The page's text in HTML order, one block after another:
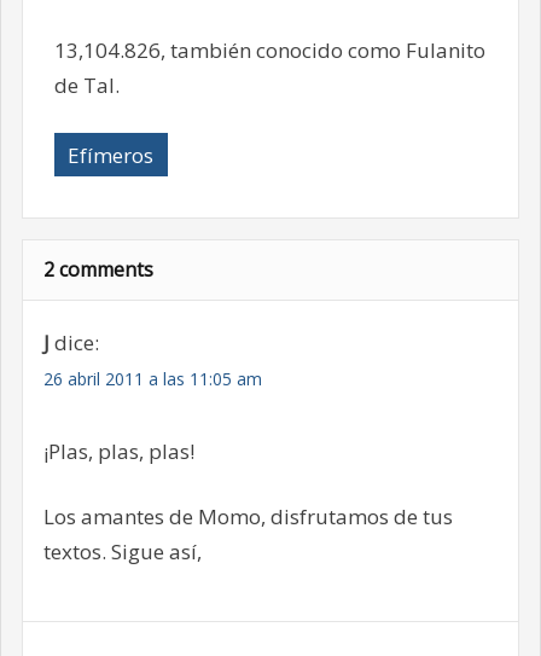
13,104.826, también conocido como Fulanito
de Tal.
Efímeros
2 comments
J dice:
26 abril 2011 a las 11:05 am
¡Plas, plas, plas!
Los amantes de Momo, disfrutamos de tus
textos. Sigue así,